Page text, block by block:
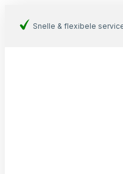
Snelle & flexibele